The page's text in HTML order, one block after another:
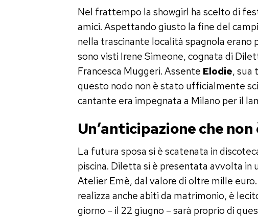
Nel frattempo la showgirl ha scelto di
amici. Aspettando giusto la fine del
nella trascinante località spagnola erano
sono visti Irene Simeone, cognata di
Francesca Muggeri. Assente Elodie, sua
questo nodo non è stato ufficialmente
cantante era impegnata a Milano per il
Un’anticipazione che
La futura sposa si è scatenata in
piscina. Diletta si è presentata avvolta in
Atelier Emè, dal valore di oltre mille
realizza anche abiti da matrimonio, è
giorno – il 22 giugno – sarà proprio di